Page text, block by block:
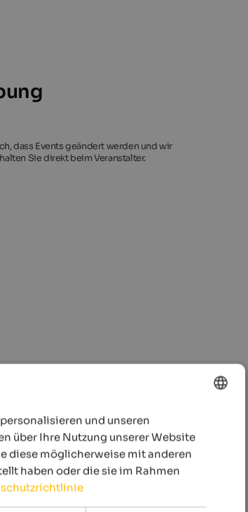
dass Events geändert werden und wir
Sie direkt beim Veranstalter.
GERMAN
und unseren
über Ihre Nutzung unserer Website
diese möglicherweise mit anderen
haben oder die sie im Rahmen